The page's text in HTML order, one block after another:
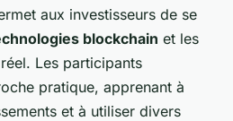
aux investisseurs de se
blockchain et les
Les participants
pratique, apprenant à
et à utiliser divers